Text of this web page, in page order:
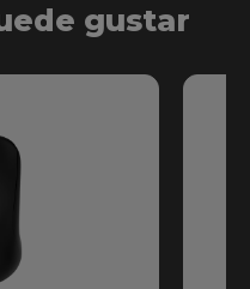
gustar